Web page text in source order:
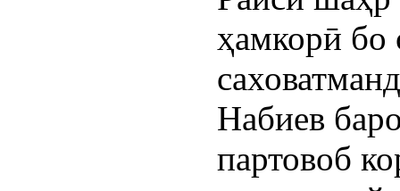
ҳамкорӣ бо
Набиев
партовоб